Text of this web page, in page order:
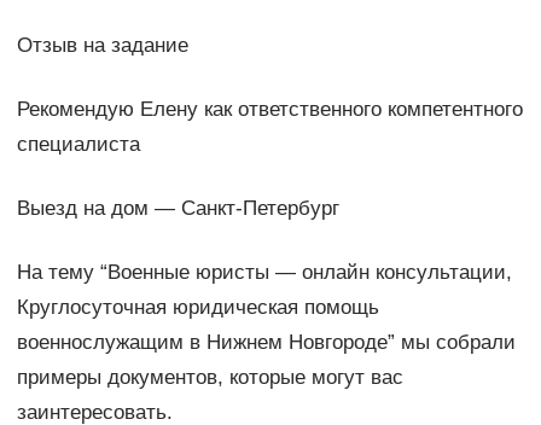
Отзыв на задание
Рекомендую Елену как ответственного компетентного
специалиста
Выезд на дом — Санкт-Петербург
На тему “Военные юристы — онлайн консультации,
Круглосуточная юридическая помощь
военнослужащим в Нижнем Новгороде” мы собрали
примеры документов, которые могут вас
заинтересовать.